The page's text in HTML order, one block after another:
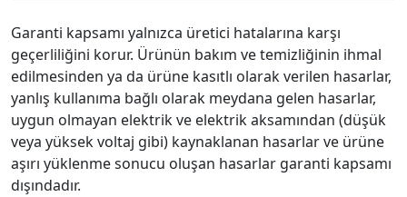
Garanti kapsamı yalnızca üretici hatalarına karşı
geçerliliğini korur. Ürünün bakım ve temizliğinin ihmal
edilmesinden ya da ürüne kasıtlı olarak verilen hasarlar,
yanlış kullanıma bağlı olarak meydana gelen hasarlar,
uygun olmayan elektrik ve elektrik aksamından (düşük
veya yüksek voltaj gibi) kaynaklanan hasarlar ve ürüne
aşırı yüklenme sonucu oluşan hasarlar garanti kapsamı
dışındadır.